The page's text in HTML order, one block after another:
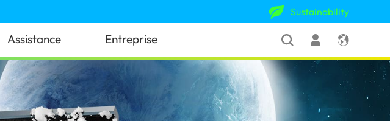
Sustainability
Assistance Entreprise